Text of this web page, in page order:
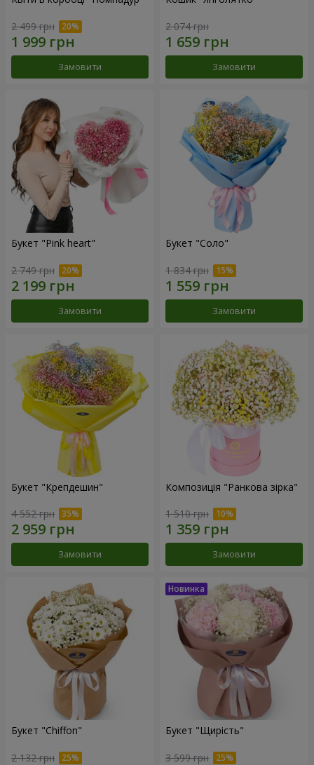
2 499 грн
Замовити
2 074 грн
Замовити
Букет "Pink heart"
2 749 грн
Замовити
Букет "Соло"
1 834 грн
Замовити
Букет "Крепдешин"
4 552 грн
Замовити
Композиція "Ранкова зірка"
1 510 грн
Замовити
Букет "Chiffon"
2 132 грн
Букет "Щирість"
3 599 грн